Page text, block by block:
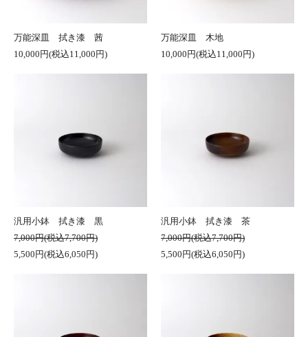
万能深皿 拭き漆 茜
10,000円(税込11,000円)
万能深皿 木地
10,000円(税込11,000円)
汎用小鉢 拭き漆 黒
7,000円(税込7,700円)
5,500円(税込6,050円)
汎用小鉢 拭き漆 茶
7,000円(税込7,700円)
5,500円(税込6,050円)